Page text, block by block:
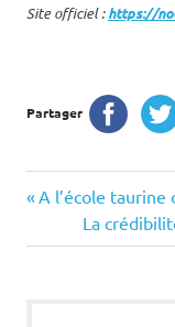
Site officiel :https://
Partager
de
Previous
A l’école taurine
Next
Post:
La